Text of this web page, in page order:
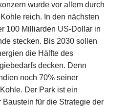
wurde vor allem durch
reich. In den nächsten
100 Milliarden US-Dollar in
stecken. Bis 2030 sollen
die Hälfte des
decken. Denn
noch 70% seiner
Der Park ist ein
Baustein für die Strategie der